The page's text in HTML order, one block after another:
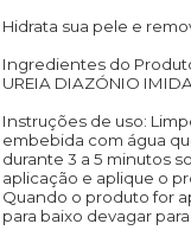
Hidrata sua pele e
Ingredientes do
UREIA DIAZÓNIO
Instruções de uso:
embebida com água
durante 3 a 5 minutos
aplicação e aplique o
Quando o produto for
para baixo devagar